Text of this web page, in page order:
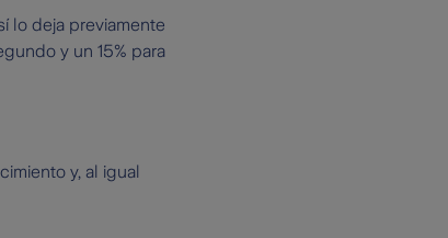
lo deja previamente
y un 15% para
y, al igual